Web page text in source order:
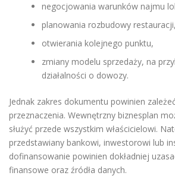
negocjowania warunków najmu
planowania rozbudowy restauracji,
otwierania kolejnego punktu,
zmiany modelu sprzedaży, na
działalności o dowozy.
Jednak zakres dokumentu powinien
przeznaczenia. Wewnętrzny biznesplan
służyć przede wszystkim właścicielowi.
przedstawiany bankowi, inwestorowi lub
dofinansowanie powinien dokładniej
finansowe oraz źródła danych.